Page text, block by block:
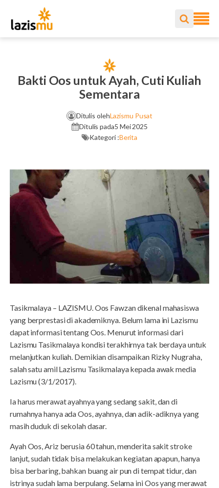
Bakti Oos untuk Ayah, Cuti Kuliah
Sementara
Ditulis olehLazismu Pusat
Ditulis pada5 Mei 2025
Kategori :Berita
Tasikmalaya – LAZISMU. Oos Fawzan dikenal mahasiswa
yang berprestasi di akademiknya. Belum lama ini Lazismu
dapat informasi tentang Oos. Menurut informasi dari
Lazismu Tasikmalaya kondisi terakhirnya tak berdaya untuk
melanjutkan kuliah. Demikian disampaikan Rizky Nugraha,
salah satu amil Lazismu Tasikmalaya kepada awak media
Lazismu (3/1/2017).
Ia harus merawat ayahnya yang sedang sakit, dan di
rumahnya hanya ada Oos, ayahnya, dan adik-adiknya yang
masih duduk di sekolah dasar.
Ayah Oos, Ariz berusia 60 tahun, menderita sakit stroke
lanjut, sudah tidak bisa melakukan kegiatan apapun, hanya
bisa berbaring, bahkan buang air pun di tempat tidur, dan
istrinya sudah lama berpulang. Selama ini Oos yang merawat